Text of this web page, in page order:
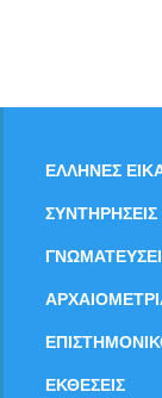
ΕΛΛΗΝΕΣ
ΣΥΝΤΗΡΗΣΕΙΣ
ΕΚΘΕΣΕΙΣ